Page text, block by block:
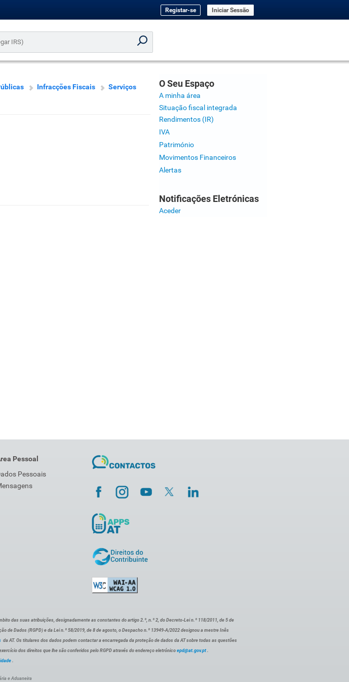
Registar-se Iniciar Sessão
Infracções Fiscais
Serviços
O Seu Espaço
A minha área
Situação fiscal integrada
Rendimentos (IR)
IVA
Património
Movimentos Financeiros
Alertas
Notificações Eletrónicas
Aceder
Pessoal
Pessoais
das suas atribuições, designadamente as constantes do artigo 2.º, n.º 2, do Decreto-Lei n.º 118/2011, de 5 de
de Dados (RGPD) e da Lei n.º 58/2019, de 8 de agosto, o Despacho n.º 13949-A/2022 designou a mestre Inês
da AT. Os titulares dos dados podem contactar a encarregada da proteção de dados da AT sobre todas as questões
dos direitos que lhe são conferidos pelo RGPD através do endereço eletrónico epd@at.gov.pt .
.
e Aduaneira